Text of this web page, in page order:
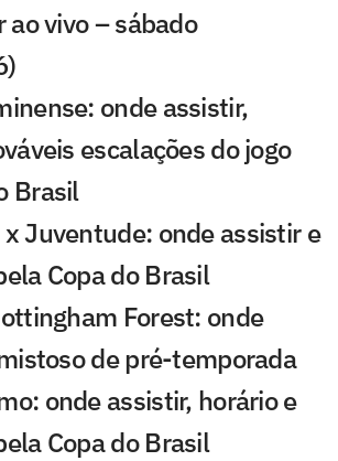
vivo – sábado
onde assistir,
escalações do jogo
Brasil
Juventude: onde assistir e
Copa do Brasil
Forest: onde
de pré-temporada
onde assistir, horário e
Copa do Brasil